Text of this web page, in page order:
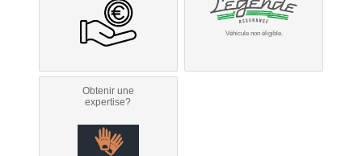
Véhicule non éligible.
Obtenir une
expertise?